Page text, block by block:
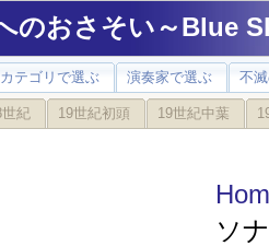
のおさそい～Blue
カテゴリで選ぶ 演奏家で選ぶ 不
世紀 19世紀初頭 19世紀中葉
ソ